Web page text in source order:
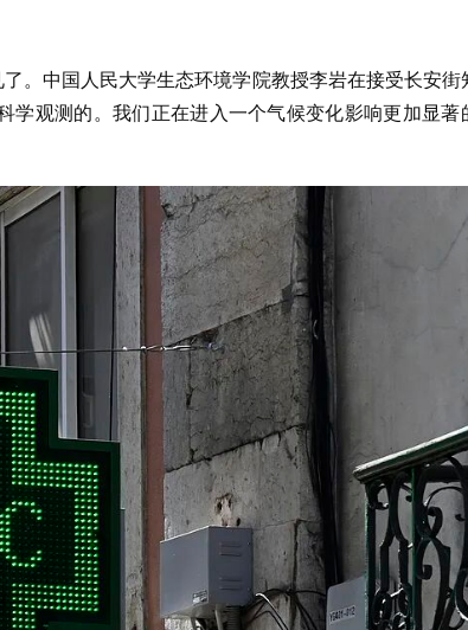
。中国人民大学生态环境学院教授李岩在接受长安街
学观测的。我们正在进入一个气候变化影响更加显著